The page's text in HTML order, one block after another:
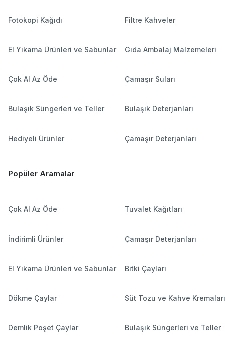
Fotokopi Kağıdı Filtre Kahveler
El Yıkama Ürünleri ve Sabunlar Gıda Ambalaj Malzemeleri
Çok Al Az Öde Çamaşır Suları
Bulaşık Süngerleri ve Teller Bulaşık Deterjanları
Hediyeli Ürünler Çamaşır Deterjanları
Popüler Aramalar
Çok Al Az Öde Tuvalet Kağıtları
İndirimli Ürünler Çamaşır Deterjanları
El Yıkama Ürünleri ve Sabunlar Bitki Çayları
Dökme Çaylar Süt Tozu ve Kahve Kremaları
Demlik Poşet Çaylar Bulaşık Süngerleri ve Teller